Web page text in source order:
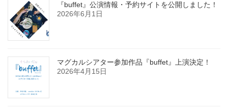
『buffet』公演情報・予約サイトを公開しました！
2026年6月1日
マグカルシアター参加作品『buffet』上演決定！
2026年4月15日